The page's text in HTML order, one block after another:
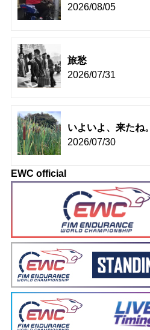
2026/08/05
旅愁
2026/07/31
いよいよ、来たね。
2026/07/30
EWC official